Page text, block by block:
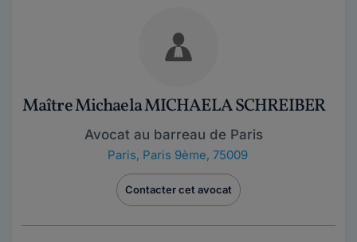
Maître Michaela MICHAELA SCHREIBER
Avocat au barreau de Paris
Paris, Paris 9ème, 75009
Contacter cet avocat